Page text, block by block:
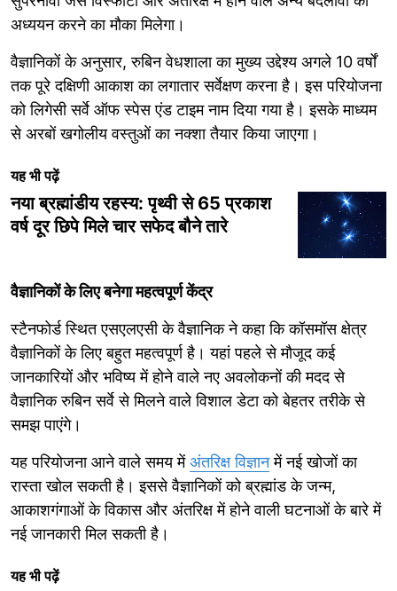
अध्ययन करने का मौका मिलेगा।
वैज्ञानिकों के अनुसार, रुबिन वेधशाला का मुख्य उद्देश्य अगले 10 वर्षों
तक पूरे दक्षिणी आकाश का लगातार सर्वेक्षण करना है। इस परियोजना
को लिगेसी सर्वे ऑफ स्पेस एंड टाइम नाम दिया गया है। इसके माध्यम
से अरबों खगोलीय वस्तुओं का नक्शा तैयार किया जाएगा।
यह भी पढ़ें
नया ब्रह्मांडीय रहस्य: पृथ्वी से 65 प्रकाश
वर्ष दूर छिपे मिले चार सफेद बौने तारे
वैज्ञानिकों के लिए बनेगा महत्वपूर्ण केंद्र
स्टैनफोर्ड स्थित एसएलएसी के वैज्ञानिक ने कहा कि कॉसमॉस क्षेत्र
वैज्ञानिकों के लिए बहुत महत्वपूर्ण है। यहां पहले से मौजूद कई
जानकारियों और भविष्य में होने वाले नए अवलोकनों की मदद से
वैज्ञानिक रुबिन सर्वे से मिलने वाले विशाल डेटा को बेहतर तरीके से
समझ पाएंगे।
यह परियोजना आने वाले समय मेंअंतरिक्ष विज्ञानमें नई खोजों का
रास्ता खोल सकती है। इससे वैज्ञानिकों को ब्रह्मांड के जन्म,
आकाशगंगाओं के विकास और अंतरिक्ष में होने वाली घटनाओं के बारे में
नई जानकारी मिल सकती है।
यह भी पढ़ें